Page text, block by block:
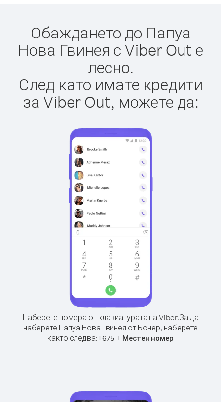
Обаждането до Папуа
Нова Гвинея с Viber Out е
лесно.
След като имате кредити
за Viber Out, можете да:
Наберете номера от клавиатурата на Viber.За да
наберете Папуа Нова Гвинея от Бонер, наберете
както следва:+675 + Местен номер